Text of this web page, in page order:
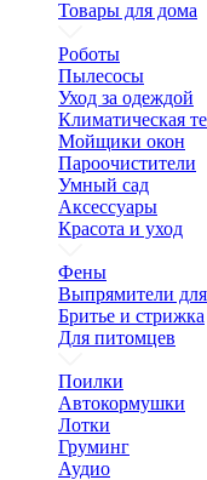
Товары для дома
Роботы
Пылесосы
Уход за одеждой
Климатическая
Мойщики окон
Пароочистители
Умный сад
Аксессуары
Красота и уход
Фены
Выпрямители
Бритье и стрижка
Для питомцев
Поилки
Автокормушки
Лотки
Груминг
Аудио